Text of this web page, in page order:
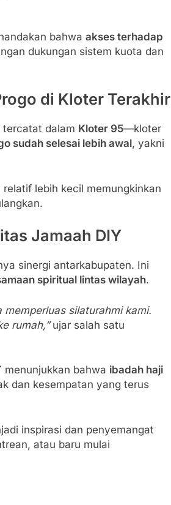
bahwa akses terhadap
dukungan sistem kuota dan
di Kloter Terakhir
tercatat dalam Kloter 95—kloter
sudah selesai lebih awal, yakni
lebih kecil memungkinkan
Jamaah DIY
sinergi antarkabupaten. Ini
spiritual lintas wilayah.
memperluas silaturahmi kami.
rumah,”ujar salah satu
menunjukkan bahwa ibadah haji
dan kesempatan yang terus
inspirasi dan penyemangat
atau baru mulai